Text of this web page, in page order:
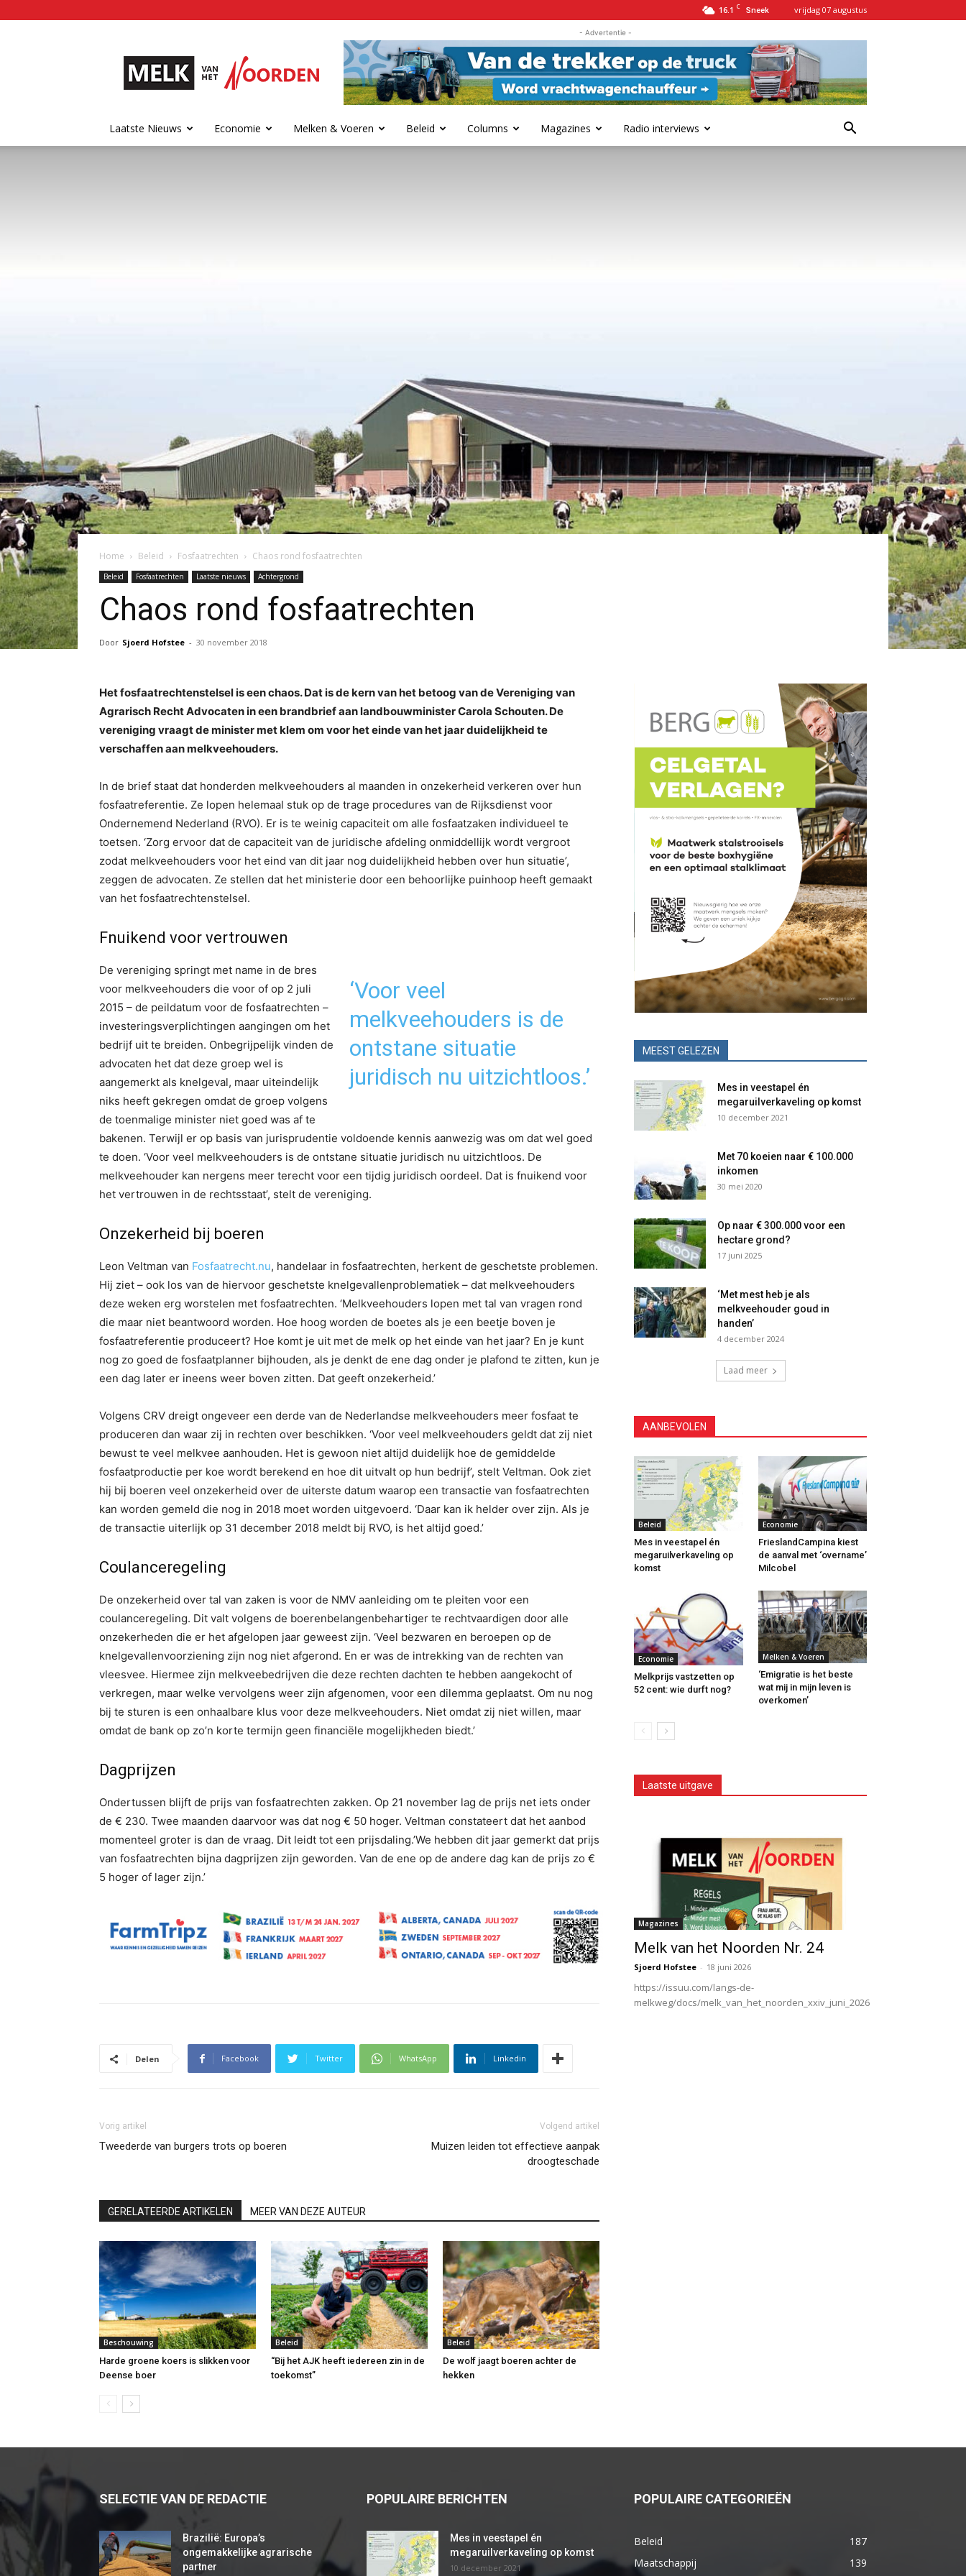
16.1 C Sneek vrijdag 07 augustus
van
het
Noorden
- Advertentie -
Laatste Nieuws Economie Melken & Voeren Beleid Columns Magazines Radio interviews
Home Beleid Fosfaatrechten Chaos rond fosfaatrechten
Beleid Fosfaatrechten Laatste nieuws Achtergrond
Chaos rond fosfaatrechten
Door Sjoerd Hofstee - 30 november 2018
Het fosfaatrechtenstelsel is een chaos. Dat is de kern van het betoog van de Vereniging van
Agrarisch Recht Advocaten in een brandbrief aan landbouwminister Carola Schouten. De
vereniging vraagt de minister met klem om voor het einde van het jaar duidelijkheid te
verschaffen aan melkveehouders.
In de brief staat dat honderden melkveehouders al maanden in onzekerheid verkeren over hun
fosfaatreferentie. Ze lopen helemaal stuk op de trage procedures van de Rijksdienst voor
Ondernemend Nederland (RVO). Er is te weinig capaciteit om alle fosfaatzaken individueel te
toetsen. ‘Zorg ervoor dat de capaciteit van de juridische afdeling onmiddellijk wordt vergroot
zodat melkveehouders voor het eind van dit jaar nog duidelijkheid hebben over hun situatie’,
zeggen de advocaten. Ze stellen dat het ministerie door een behoorlijke puinhoop heeft gemaakt
van het fosfaatrechtenstelsel.
Fnuikend voor vertrouwen
‘Voor veel
melkveehouders is de
ontstane situatie
juridisch nu uitzichtloos.’
De vereniging springt met name in de bres
voor melkveehouders die voor of op 2 juli
2015 – de peildatum voor de fosfaatrechten –
investeringsverplichtingen aangingen om het
bedrijf uit te breiden. Onbegrijpelijk vinden de
advocaten het dat deze groep wel is
aangemerkt als knelgeval, maar uiteindelijk
niks heeft gekregen omdat de groep volgens
de toenmalige minister niet goed was af te
bakenen. Terwijl er op basis van jurisprudentie voldoende kennis aanwezig was om dat wel goed
te doen. ‘Voor veel melkveehouders is de ontstane situatie juridisch nu uitzichtloos. De
melkveehouder kan nergens meer terecht voor een tijdig juridisch oordeel. Dat is fnuikend voor
het vertrouwen in de rechtsstaat’, stelt de vereniging.
Onzekerheid bij boeren
Leon Veltman van Fosfaatrecht.nu, handelaar in fosfaatrechten, herkent de geschetste problemen.
Hij ziet – ook los van de hiervoor geschetste knelgevallenproblematiek – dat melkveehouders
deze weken erg worstelen met fosfaatrechten. ‘Melkveehouders lopen met tal van vragen rond
die maar niet beantwoord worden. Hoe hoog worden de boetes als je een beetje boven je
fosfaatreferentie produceert? Hoe komt je uit met de melk op het einde van het jaar? En je kunt
nog zo goed de fosfaatplanner bijhouden, als je denkt de ene dag onder je plafond te zitten, kun je
een dag later er ineens weer boven zitten. Dat geeft onzekerheid.’
Volgens CRV dreigt ongeveer een derde van de Nederlandse melkveehouders meer fosfaat te
produceren dan waar zij in rechten over beschikken. ‘Voor veel melkveehouders geldt dat zij niet
bewust te veel melkvee aanhouden. Het is gewoon niet altijd duidelijk hoe de gemiddelde
fosfaatproductie per koe wordt berekend en hoe dit uitvalt op hun bedrijf’, stelt Veltman. Ook ziet
hij bij boeren veel onzekerheid over de uiterste datum waarop een transactie van fosfaatrechten
kan worden gemeld die nog in 2018 moet worden uitgevoerd. ‘Daar kan ik helder over zijn. Als je
de transactie uiterlijk op 31 december 2018 meldt bij RVO, is het altijd goed.’
Coulanceregeling
De onzekerheid over tal van zaken is voor de NMV aanleiding om te pleiten voor een
coulanceregeling. Dit valt volgens de boerenbelangenbehartiger te rechtvaardigen door alle
onzekerheden die er het afgelopen jaar geweest zijn. ‘Veel bezwaren en beroepen op de
knelgevallenvoorziening zijn nog niet afgerond. En er was de intrekking van de rechten van
vleesvee. Hiermee zijn melkveebedrijven die deze rechten dachten te hebben aangekocht of
verkregen, maar welke vervolgens weer zijn afgenomen, voor een dilemma geplaatst. Om nu nog
bij te sturen is een onhaalbare klus voor deze melkveehouders. Niet omdat zij niet willen, maar
omdat de bank op zo’n korte termijn geen financiële mogelijkheden biedt.’
Dagprijzen
Ondertussen blijft de prijs van fosfaatrechten zakken. Op 21 november lag de prijs net iets onder
de € 230. Twee maanden daarvoor was dat nog € 50 hoger. Veltman constateert dat het aanbod
momenteel groter is dan de vraag. Dit leidt tot een prijsdaling.’We hebben dit jaar gemerkt dat prijs
van fosfaatrechten bijna dagprijzen zijn geworden. Van de ene op de andere dag kan de prijs zo €
5 hoger of lager zijn.’
Delen Facebook Twitter WhatsApp Linkedin
Vorig artikel
Tweederde van burgers trots op boeren
Volgend artikel
Muizen leiden tot effectieve aanpak
droogteschade
GERELATEERDE ARTIKELEN MEER VAN DEZE AUTEUR
Beschouwing
Harde groene koers is slikken voor
Deense boer
Beleid
“Bij het AJK heeft iedereen zin in de
toekomst”
Beleid
De wolf jaagt boeren achter de
hekken
MEEST GELEZEN
Mes in veestapel én
megaruilverkaveling op komst
10 december 2021
Met 70 koeien naar € 100.000
inkomen
30 mei 2020
Op naar € 300.000 voor een
hectare grond?
17 juni 2025
‘Met mest heb je als
melkveehouder goud in
handen’
4 december 2024
Laad meer
AANBEVOLEN
Beleid
Mes in veestapel én
megaruilverkaveling op
komst
Economie
FrieslandCampina kiest
de aanval met ‘overname’
Milcobel
Economie
Melkprijs vastzetten op
52 cent: wie durft nog?
Melken & Voeren
‘Emigratie is het beste
wat mij in mijn leven is
overkomen’
Laatste uitgave
Magazines
Melk van het Noorden Nr. 24
Sjoerd Hofstee - 18 juni 2026
https://issuu.com/langs-de-
melkweg/docs/melk_van_het_noorden_xxiv_juni_2026
SELECTIE VAN DE REDACTIE
Brazilië: Europa’s
ongemakkelijke agrarische
partner
POPULAIRE BERICHTEN
Mes in veestapel én
megaruilverkaveling op komst
10 december 2021
POPULAIRE CATEGORIEËN
Beleid
187
Maatschappij
139